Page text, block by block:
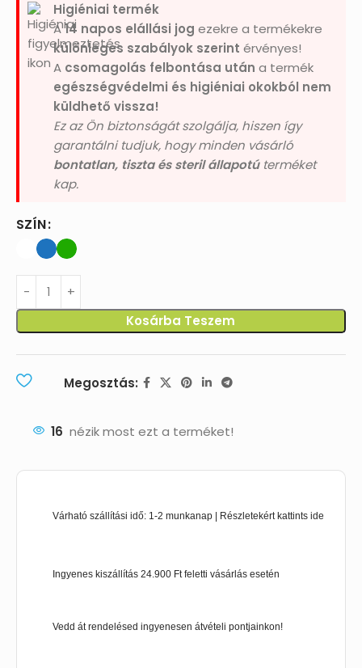
Higiéniai termék
A14 napos elállási jog ezekre a termékekre
különleges szabályok szerint érvényes!
A csomagolás felbontása után a termék
egészségvédelmi és higiéniai okokból nem
küldhető vissza!
Ez az Ön biztonságát szolgálja, hiszen így
garantálni tudjuk, hogy minden vásárló
bontatlan, tiszta és steril állapotúterméket
kap.
SZÍN
Kosárba Teszem
Megosztás:
16 nézik most ezt a terméket!
Várható szállítási idő: 1-2 munkanap | Részletekért kattints ide
Ingyenes kiszállítás 24.900 Ft feletti vásárlás esetén
Vedd át rendelésed ingyenesen átvételi pontjainkon!